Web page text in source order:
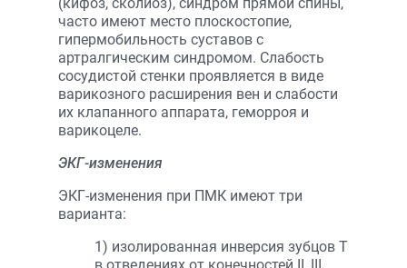
часто имеют место плоскостопие,
гипермобильность суставов с
артралгическим синдромом. Слабость
сосудистой стенки проявляется в виде
варикозного расширения вен и слабости
их клапанного аппарата, геморроя и
варикоцеле.
ЭКГ-изменения
ЭКГ-изменения при ПМК имеют три
варианта:
1) изолированная инверсия зубцов Т